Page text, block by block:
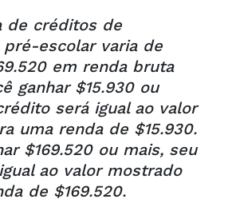
de créditos de
escolar varia de
em renda bruta
ganhar $15.930 ou
será igual ao valor
uma renda de $15.930.
$169.520 ou mais, seu
ao valor mostrado
de $169.520.